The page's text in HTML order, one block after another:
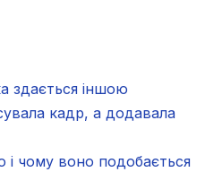
здається іншою
кадр, а додавала
і чому воно подобається